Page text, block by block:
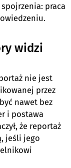
praca
widzi
nie jest
przez
nawet bez
i postawa
że reportaż
jeśli jego